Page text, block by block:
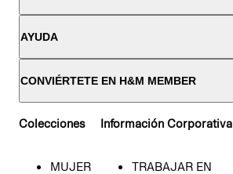
AYUDA
CONVIÉRTETE EN H&M MEMBER
Colecciones
MUJER
Información Corporativa
TRABAJAR EN